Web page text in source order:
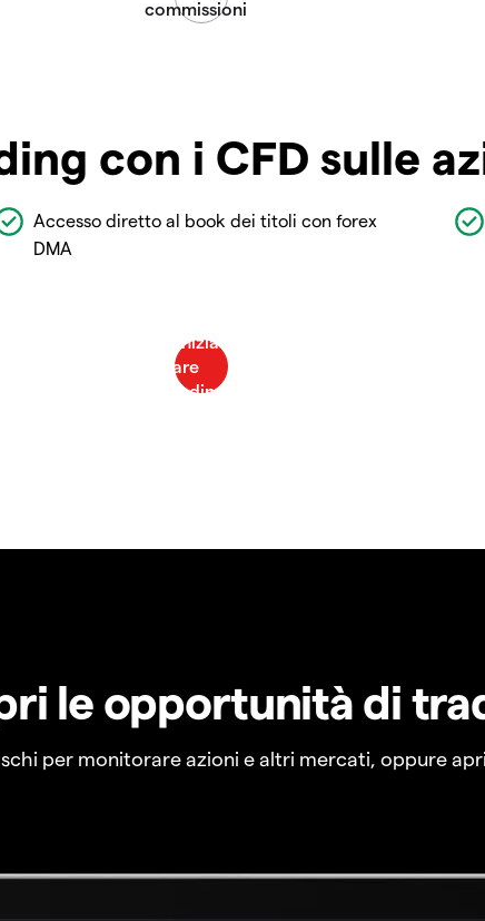
con i CFD sulle
Accesso diretto al book dei titoli con forex
DMA
le opportunità di
per monitorare azioni e altri mercati, oppure